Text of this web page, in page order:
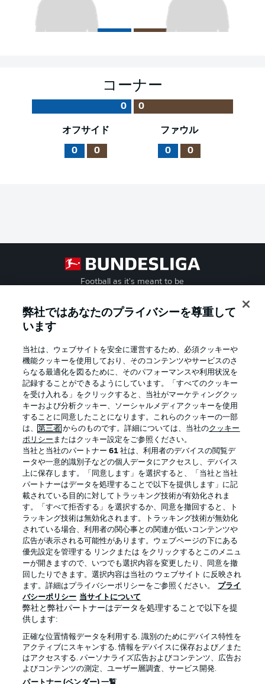
コーナー
0 0
オフサイド
0 0
ファウル
0 0
Football as it's meant to be
Official Partners
プライバシー・ポリシー 優先設定を管理する
利用条件 放送局
求人 選手
当サイトについて
弊社ではあなたのプライバシーを尊重して
います
当社は、ウェブサイトを安全に運営するため、必須クッキーや
機能クッキーを使用しており、そのコンテンツやサービスのさ
らなる最適化を図るために、そのパフォーマンスや利用状況を
記録することができるようにしています。「すべてのクッキー
を受け入れる」をクリックすると、当社がマーケティングクッ
キーおよび分析クッキー、ソーシャルメディアクッキーを使用
することに同意したことになります。これらのクッキーの一部
は、第三者 からのものです。詳細については、当社のクッキー
ポリシー またはクッキー設定をご参照ください。
当社と当社のパートナー61 社は、利用者のデバイスの閲覧デ
ータや一意的識別子などの個人データにアクセスし、デバイス
上に保存します。「同意します」を選択すると、「当社と当社
パートナーはデータを処理することで以下を提供します」に記
載されている目的に対してトラッキング技術が有効化されま
す。「すべて拒否する」を選択するか、同意を撤回すると、ト
ラッキング技術は無効化されます。トラッキング技術が無効化
されている場合、利用者の関心事との関連が低いコンテンツや
広告が表示される可能性があります。ウェブページの下にある
優先設定を管理する リンクまたは をクリックするとこのメニュ
ーが開きますので、いつでも選択内容を変更したり、同意を撤
回したりできます。選択内容は当社の ウェブサイト に反映され
ます。詳細はプライバシーポリシーをご参照ください。
プライ
バシーポリシー 当サイトについて
弊社と弊社パートナーはデータを処理することで以下を提
供します:
正確な位置情報データを利用する. 識別のためにデバイス特性を
アクティブにスキャンする. 情報をデバイスに保存および／また
はアクセスする. パーソナライズ広告およびコンテンツ、広告お
よびコンテンツの測定、ユーザー層調査、サービス開発.